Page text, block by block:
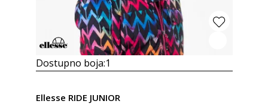
Dostupno boja:1
Ellesse RIDE JUNIOR